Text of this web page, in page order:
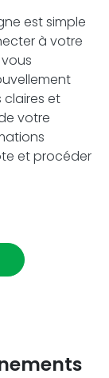
est simple
à votre
claires et
votre
et procéder